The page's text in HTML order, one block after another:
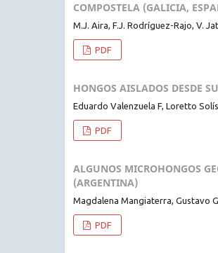
COMPOSTELA (GALICIA,
M.J. Aira, F.J. Rodríguez-Rajo, V.
PDF
HONGOS AISLADOS DESDE
Eduardo Valenzuela F, Loretto
PDF
ALGUNOS MICROHONGOS
(ARGENTINA)
Magdalena Mangiaterra, Gustavo
PDF